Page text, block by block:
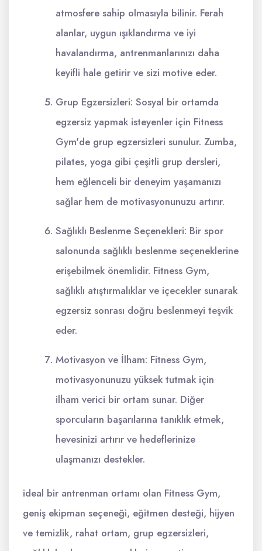
atmosfere sahip olmasıyla bilinir. Ferah
alanlar, uygun ışıklandırma ve iyi
havalandırma, antrenmanlarınızı daha
keyifli hale getirir ve sizi motive eder.
Grup Egzersizleri: Sosyal bir ortamda
egzersiz yapmak isteyenler için Fitness
Gym'de grup egzersizleri sunulur. Zumba,
pilates, yoga gibi çeşitli grup dersleri,
hem eğlenceli bir deneyim yaşamanızı
sağlar hem de motivasyonunuzu artırır.
Sağlıklı Beslenme Seçenekleri: Bir spor
salonunda sağlıklı beslenme seçeneklerine
erişebilmek önemlidir. Fitness Gym,
sağlıklı atıştırmalıklar ve içecekler sunarak
egzersiz sonrası doğru beslenmeyi teşvik
eder.
Motivasyon ve İlham: Fitness Gym,
motivasyonunuzu yüksek tutmak için
ilham verici bir ortam sunar. Diğer
sporcuların başarılarına tanıklık etmek,
hevesinizi artırır ve hedeflerinize
ulaşmanızı destekler.
ideal bir antrenman ortamı olan Fitness Gym,
geniş ekipman seçeneği, eğitmen desteği, hijyen
ve temizlik, rahat ortam, grup egzersizleri,